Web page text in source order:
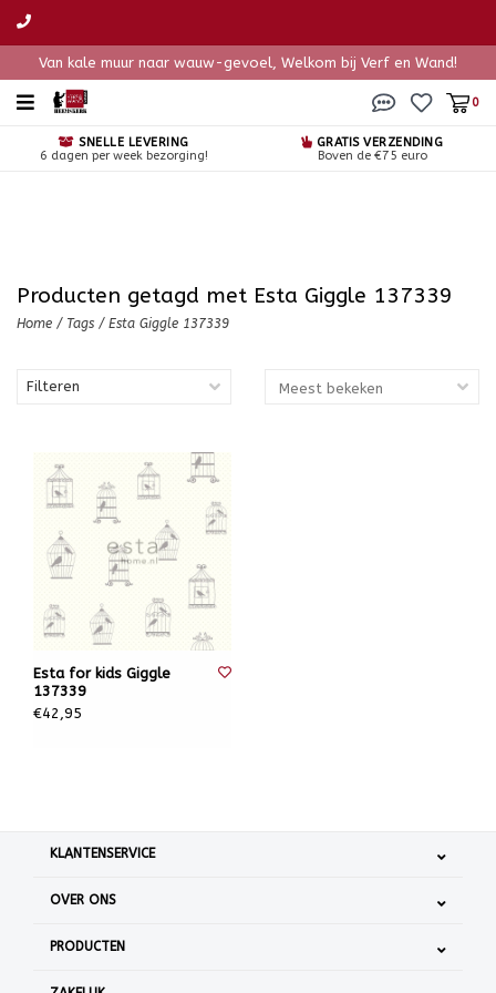
Van kale muur naar wauw-gevoel, Welkom bij Verf en Wand!
0
SNELLE LEVERING
6 dagen per week bezorging!
GRATIS VERZENDING
Boven de €75 euro
Producten getagd met Esta Giggle 137339
Home / Tags / Esta Giggle 137339
Filteren
Esta for kids Giggle
137339
€42,95
KLANTENSERVICE
OVER ONS
PRODUCTEN